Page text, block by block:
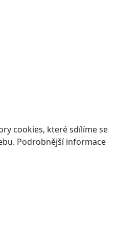
cookies, které sdílíme se
Podrobnější informace